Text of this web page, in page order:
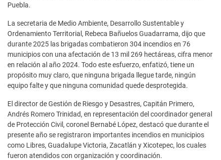
Puebla.
La secretaria de Medio Ambiente, Desarrollo Sustentable y
Ordenamiento Territorial, Rebeca Bañuelos Guadarrama, dijo que
durante 2025 las brigadas combatieron 304 incendios en 76
municipios con una afectación de 13 mil 269 hectáreas, cifra menor
en relación al año 2024. Todo este esfuerzo, enfatizó, tiene un
propósito muy claro, que ninguna brigada llegue tarde, ningún
equipo falte y que ninguna comunidad quede desprotegida.
El director de Gestión de Riesgo y Desastres, Capitán Primero,
Andrés Romero Trinidad, en representación del coordinador general
de Protección Civil, coronel Bernabé López, destacó que durante el
presente año se registraron importantes incendios en municipios
como Libres, Guadalupe Victoria, Zacatlán y Xicotepec, los cuales
fueron atendidos con organización y coordinación.